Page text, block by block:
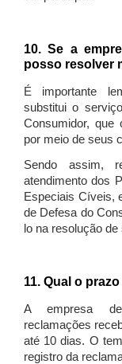
10. Se a
posso resolver
É importante
substitui o
Consumidor, que
por meio de seus
Sendo assim,
atendimento dos
Especiais Cíveis,
de Defesa do
lo na resolução
11. Qual o
A empresa
reclamações
até 10 dias. O
registro da